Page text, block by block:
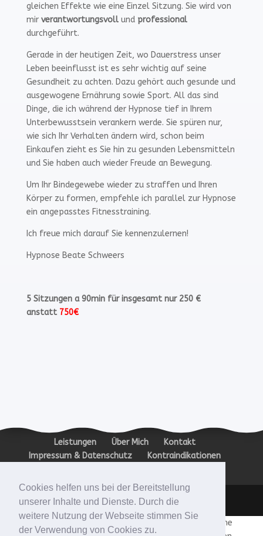
Cookies helfen uns bei der Bereitstellung
unserer Inhalte und Dienste. Durch die
weitere Nutzung der Webseite stimmen Sie
der Verwendung von Cookies zu.
gleichen Effekte wie eine Einzel Sitzung. Sie wird von
mir verantwortungsvollund professional
durchgeführt.
Gerade in der heutigen Zeit, wo Dauerstress unser
Leben beeinflusst ist es sehr wichtig auf seine
Gesundheit zu achten. Dazu gehört auch gesunde und
ausgewogene Ernährung sowie Sport. All das sind
Dinge, die ich während der Hypnose tief in Ihrem
Unterbewusstsein verankern werde. Sie spüren nur,
wie sich Ihr Verhalten ändern wird, schon beim
Einkaufen zieht es Sie hin zu gesunden Lebensmitteln
und Sie haben auch wieder Freude an Bewegung.
Um Ihr Bindegewebe wieder zu straffen und Ihren
Körper zu formen, empfehle ich parallel zur Hypnose
ein angepasstes Fitnesstraining.
Ich freue mich darauf Sie kennenzulernen!
Hypnose Beate Schweers
5 Sitzungen a 90min für insgesamt nur 250 €
anstatt 750€
Leistungen Über Mich
Kontakt
Impressum & Datenschutz
Kontraindikationen
Designed by VAI DIGITALSTORE GMBH
Hypnose abnehmen Mobbing Eifersucht Burnout Symptome